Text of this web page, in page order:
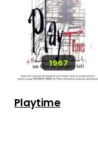
1967
Playtime